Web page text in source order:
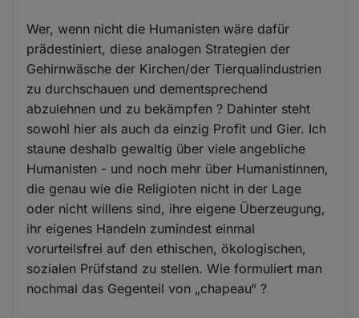
Wer, wenn nicht die Humanisten wäre dafür
prädestiniert, diese analogen Strategien der
Gehirnwäsche der Kirchen/der Tierqualindustrien
zu durchschauen und dementsprechend
abzulehnen und zu bekämpfen ? Dahinter steht
sowohl hier als auch da einzig Profit und Gier. Ich
staune deshalb gewaltig über viele angebliche
Humanisten - und noch mehr über Humanistinnen,
die genau wie die Religioten nicht in der Lage
oder nicht willens sind, ihre eigene Überzeugung,
ihr eigenes Handeln zumindest einmal
vorurteilsfrei auf den ethischen, ökologischen,
sozialen Prüfstand zu stellen. Wie formuliert man
nochmal das Gegenteil von „chapeau“ ?